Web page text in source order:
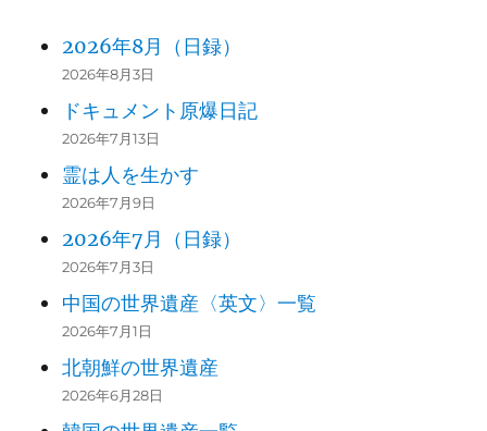
2026年8月（日録）
2026年8月3日
ドキュメント原爆日記
2026年7月13日
霊は人を生かす
2026年7月9日
2026年7月（日録）
2026年7月3日
中国の世界遺産〈英文〉一覧
2026年7月1日
北朝鮮の世界遺産
2026年6月28日